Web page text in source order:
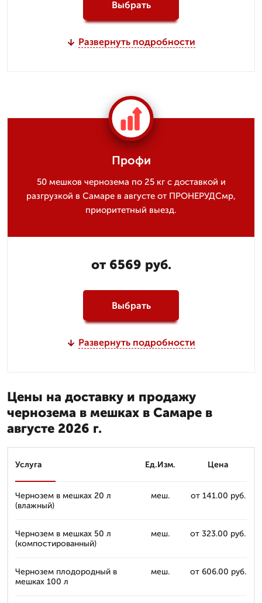
Выбрать
Развернуть подробности
Профи
50 мешков чернозема по 25 кг с доставкой и
разгрузкой в Самаре в августе от ПРОНЕРУДСмр,
приоритетный выезд.
от 6569 руб.
Выбрать
Развернуть подробности
Цены на доставку и продажу
чернозема в мешках в Самаре в
августе 2026 г.
Услуга Ед.Изм. Цена
Чернозем в мешках 20 л
(влажный)
меш. от 141.00 руб.
Чернозем в мешках 50 л
(компостированный)
меш. от 323.00 руб.
Чернозем плодородный в
мешках 100 л
меш. от 606.00 руб.